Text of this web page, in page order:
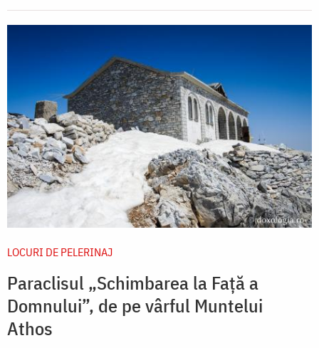
LOCURI DE PELERINAJ
Paraclisul „Schimbarea la Față a
Domnului”, de pe vârful Muntelui
Athos